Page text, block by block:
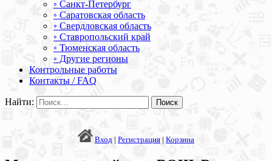
◦ Санкт-Петербург
◦ Саратовская область
◦ Свердловская область
◦ Ставропольский край
◦ Тюменская область
◦ Другие регионы
Контрольные работы
Контакты / FAQ
Найти:
Вход | Регистрация | Корзина